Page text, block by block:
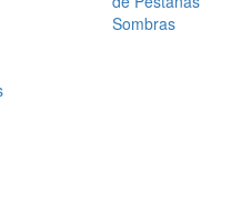
Sombras